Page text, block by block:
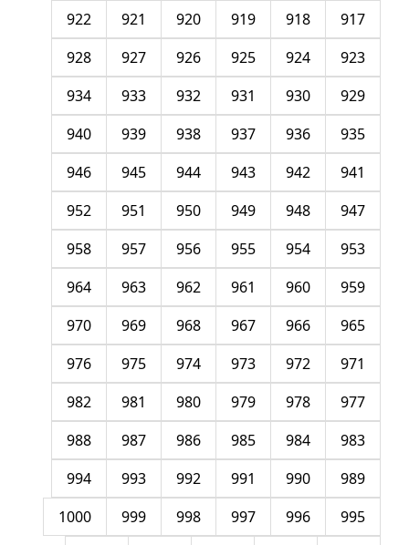
917
918
919
920
921
922
923
924
925
926
927
928
929
930
931
932
933
934
935
936
937
938
939
940
941
942
943
944
945
946
947
948
949
950
951
952
953
954
955
956
957
958
959
960
961
962
963
964
965
966
967
968
969
970
971
972
973
974
975
976
977
978
979
980
981
982
983
984
985
986
987
988
989
990
991
992
993
994
995
996
997
998
999
1000